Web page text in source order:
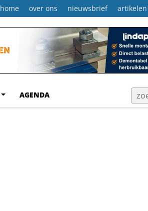
home over ons nieuwsbrief artikelen
AGENDA